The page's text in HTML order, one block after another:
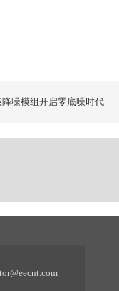
噪模组开启零底噪时代